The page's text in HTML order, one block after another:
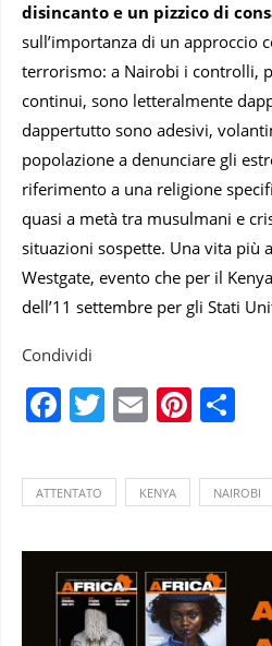
disincanto e un pizzico di
sull’importanza di un approccio
terrorismo: a Nairobi i controlli,
continui, sono letteralmente
dappertutto sono adesivi,
popolazione a denunciare gli
riferimento a una religione
quasi a metà tra musulmani e
situazioni sospette. Una vita più
Westgate, evento che per il
dell’11 settembre per gli Stati
Condividi
Facebook
Twitter
Email
ATTENTATO KENYA NAIROBI